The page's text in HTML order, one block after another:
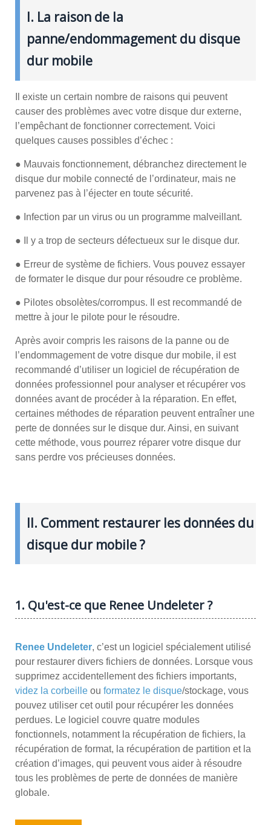
I. La raison de la
panne/endommagement du disque
dur mobile
Il existe un certain nombre de raisons qui peuvent
causer des problèmes avec votre disque dur externe,
l’empêchant de fonctionner correctement. Voici
quelques causes possibles d’échec :
● Mauvais fonctionnement, débranchez directement le
disque dur mobile connecté de l’ordinateur, mais ne
parvenez pas à l’éjecter en toute sécurité.
● Infection par un virus ou un programme malveillant.
● Il y a trop de secteurs défectueux sur le disque dur.
● Erreur de système de fichiers. Vous pouvez essayer
de formater le disque dur pour résoudre ce problème.
● Pilotes obsolètes/corrompus. Il est recommandé de
mettre à jour le pilote pour le résoudre.
Après avoir compris les raisons de la panne ou de
l’endommagement de votre disque dur mobile, il est
recommandé d’utiliser un logiciel de récupération de
données professionnel pour analyser et récupérer vos
données avant de procéder à la réparation. En effet,
certaines méthodes de réparation peuvent entraîner une
perte de données sur le disque dur. Ainsi, en suivant
cette méthode, vous pourrez réparer votre disque dur
sans perdre vos précieuses données.
II. Comment restaurer les données du
disque dur mobile ?
1. Qu'est-ce que Renee Undeleter ?
Renee Undeleter, c’est un logiciel spécialement utilisé
pour restaurer divers fichiers de données. Lorsque vous
supprimez accidentellement des fichiers importants,
videz la corbeille ou formatez le disque/stockage, vous
pouvez utiliser cet outil pour récupérer les données
perdues. Le logiciel couvre quatre modules
fonctionnels, notamment la récupération de fichiers, la
récupération de format, la récupération de partition et la
création d’images, qui peuvent vous aider à résoudre
tous les problèmes de perte de données de manière
globale.